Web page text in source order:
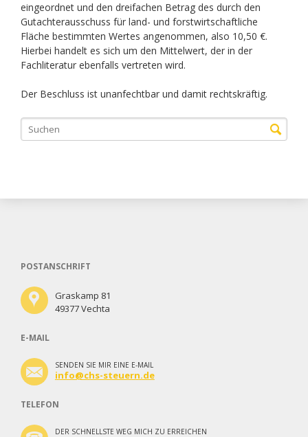
eingeordnet und den dreifachen Betrag des durch den
Gutachterausschuss für land- und forstwirtschaftliche
Fläche bestimmten Wertes angenommen, also 10,50 €.
Hierbei handelt es sich um den Mittelwert, der in der
Fachliteratur ebenfalls vertreten wird.
Der Beschluss ist unanfechtbar und damit rechtskräftig.
POSTANSCHRIFT
Graskamp 81
49377 Vechta
E-MAIL
SENDEN SIE MIR EINE E-MAIL
info@chs-steuern.de
TELEFON
DER SCHNELLSTE WEG MICH ZU ERREICHEN